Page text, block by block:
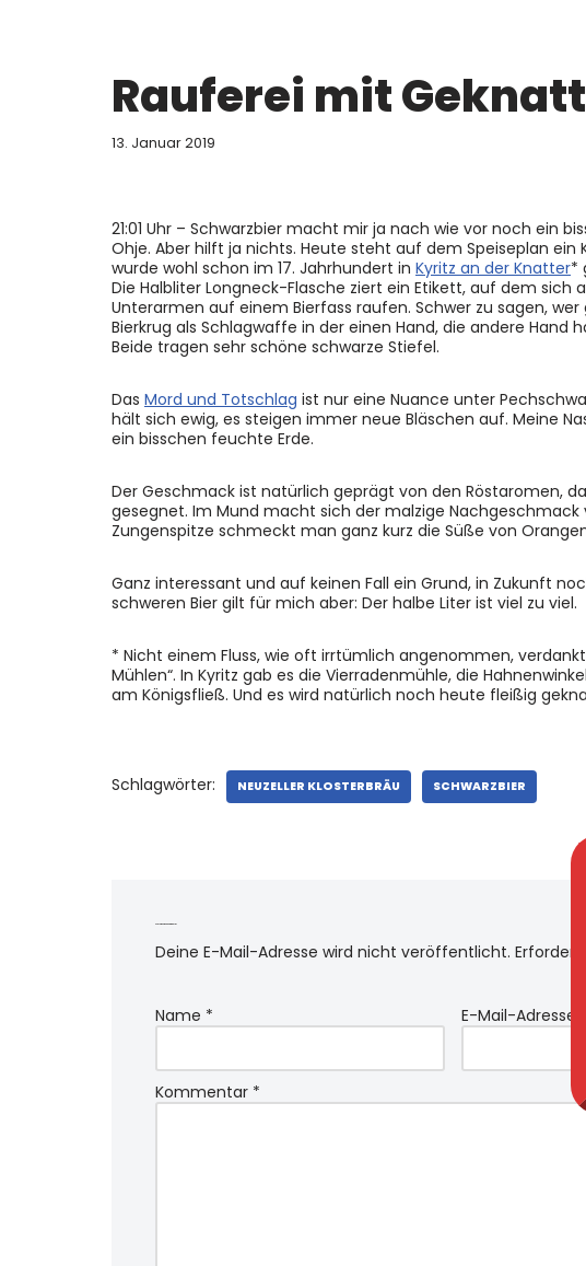
Rauferei mit
13. Januar 2019
21:01 Uhr – Schwarzbier macht mir ja nach wie vor noch ein
Ohje. Aber hilft ja nichts. Heute steht auf dem Speiseplan ein
wurde wohl schon im 17. Jahrhundert in Kyritz an der Knatter*
Die Halbliter Longneck-Flasche ziert ein Etikett, auf dem
Unterarmen auf einem Bierfass raufen. Schwer zu sagen,
Bierkrug als Schlagwaffe in der einen Hand, die andere
Beide tragen sehr schöne schwarze Stiefel.
Das Mord und Totschlag ist nur eine Nuance unter
hält sich ewig, es steigen immer neue Bläschen auf. Meine
ein bisschen feuchte Erde.
Der Geschmack ist natürlich geprägt von den Röstaromen,
gesegnet. Im Mund macht sich der malzige
Zungenspitze schmeckt man ganz kurz die Süße von
Ganz interessant und auf keinen Fall ein Grund, in Zukunft
schweren Bier gilt für mich aber: Der halbe Liter ist viel zu viel.
* Nicht einem Fluss, wie oft irrtümlich angenommen,
Mühlen“. In Kyritz gab es die Vierradenmühle, die
am Königsfließ. Und es wird natürlich noch heute fleißig
Schlagwörter: NEUZELLER KLOSTERBRÄU SCHWARZBIER
Deine E-Mail-Adresse wird nicht veröffentlicht.
Name * E-Mail-Adresse
Kommentar *